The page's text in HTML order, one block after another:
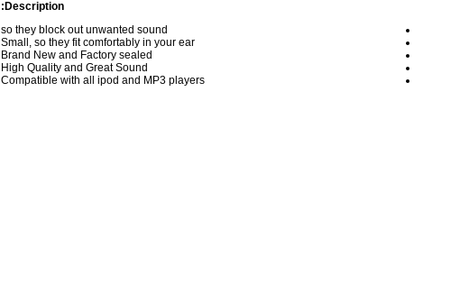
Description:
so they block out unwanted sound
Small, so they fit comfortably in your ear
Brand New and Factory sealed
High Quality and Great Sound
Compatible with all ipod and MP3 players